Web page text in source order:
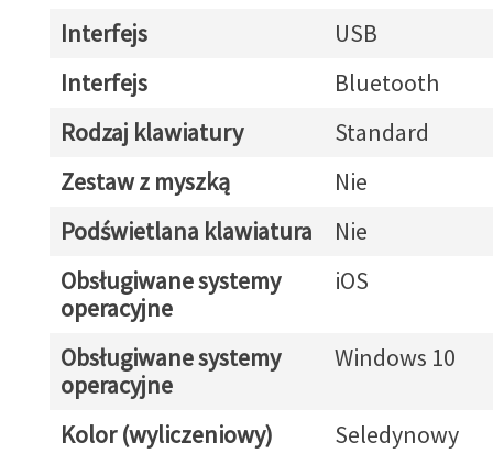
Interfejs
USB
Interfejs
Bluetooth
Rodzaj klawiatury
Standard
Zestaw z myszką
Nie
Podświetlana klawiatura
Nie
Obsługiwane systemy
operacyjne
iOS
Obsługiwane systemy
operacyjne
Windows 10
Kolor (wyliczeniowy)
Seledynowy